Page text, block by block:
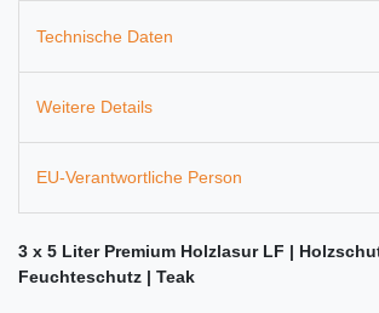
Technische Daten
Weitere Details
EU-Verantwortliche Person
3 x 5 Liter Premium Holzlasur LF |
Feuchteschutz | Teak